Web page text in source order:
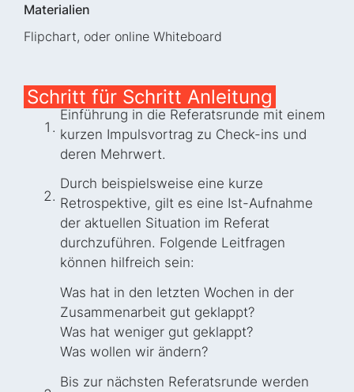
Materialien
Flipchart, oder online Whiteboard
Schritt für Schritt Anleitung
Einführung in die Referatsrunde mit einem
kurzen Impulsvortrag zu Check-ins und
deren Mehrwert.
Durch beispielsweise eine kurze
Retrospektive, gilt es eine Ist-Aufnahme
der aktuellen Situation im Referat
durchzuführen. Folgende Leitfragen
können hilfreich sein:
Was hat in den letzten Wochen in der
Zusammenarbeit gut geklappt?
Was hat weniger gut geklappt?
Was wollen wir ändern?
Bis zur nächsten Referatsrunde werden